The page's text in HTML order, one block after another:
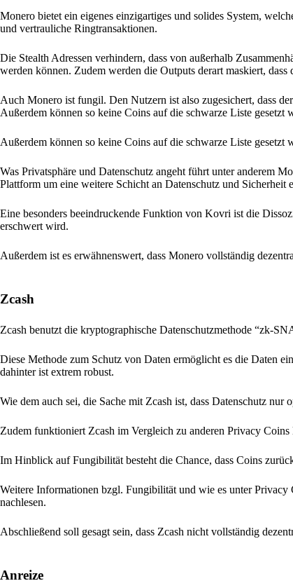
Monero bietet ein eigenes einzigartiges und solides System,
und vertrauliche Ringtransaktionen.
Die Stealth Adressen verhindern, dass von außerhalb
werden können. Zudem werden die Outputs derart maskiert,
Auch Monero ist fungil. Den Nutzern ist also zugesichert, dass
Außerdem können so keine Coins auf die schwarze Liste gesetzt
Außerdem können so keine Coins auf die schwarze Liste gesetzt
Was Privatsphäre und Datenschutz angeht führt unter anderem
Plattform um eine weitere Schicht an Datenschutz und Sicherheit
Eine besonders beeindruckende Funktion von Kovri ist die
erschwert wird.
Außerdem ist es erwähnenswert, dass Monero vollständig
Zcash
Zcash benutzt die kryptographische Datenschutzmethode “zk-
Diese Methode zum Schutz von Daten ermöglicht es die Daten
dahinter ist extrem robust.
Wie dem auch sei, die Sache mit Zcash ist, dass Datenschutz
Zudem funktioniert Zcash im Vergleich zu anderen Privacy
Im Hinblick auf Fungibilität besteht die Chance, dass Coins
Weitere Informationen bzgl. Fungibilität und wie es unter
nachlesen.
Abschließend soll gesagt sein, dass Zcash nicht vollständig
Anreize